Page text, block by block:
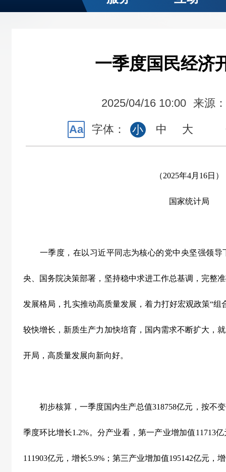
一季度国民经济
2025/04/16 10:00 来源
Aa 字体： 小 中 大
（2025年4月16日）
国家统计局
一季度，在以习近平同志为核心的党中央坚强领导
央、国务院决策部署，坚持稳中求进工作总基调，完整
发展格局，扎实推动高质量发展，着力打好宏观政策“
较快增长，新质生产力加快培育，国内需求不断扩大，
开局，高质量发展向新向好。
初步核算，一季度国内生产总值318758亿元，按不
季度环比增长1.2%。分产业看，第一产业增加值11713亿
111903亿元，增长5.9% ；第三产业增加值195142亿元，